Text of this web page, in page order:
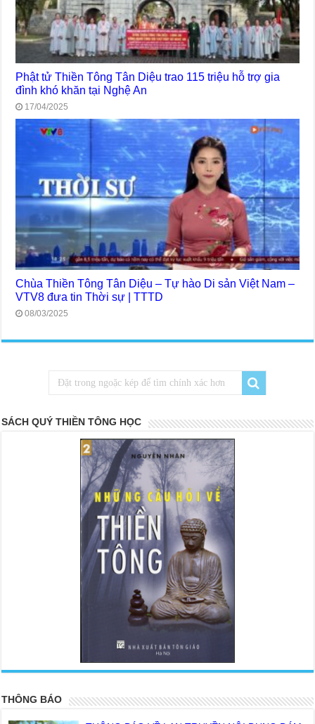
Phật tử Thiền Tông Tân Diệu trao 115 triệu hỗ trợ gia
đình khó khăn tại Nghệ An
17/04/2025
Chùa Thiền Tông Tân Diệu – Tự hào Di sản Việt Nam –
VTV8 đưa tin Thời sự | TTTD
08/03/2025
SÁCH QUÝ THIỀN TÔNG HỌC
THÔNG BÁO